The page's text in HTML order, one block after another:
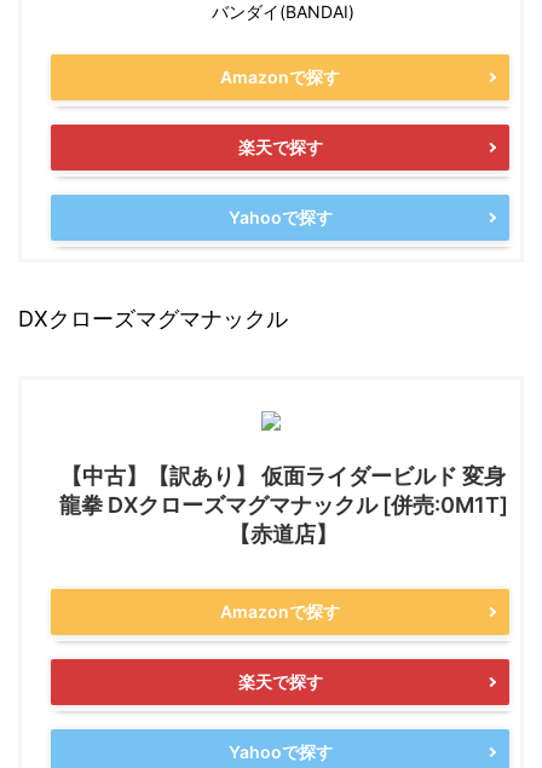
バンダイ(BANDAI)
Amazonで探す
楽天で探す
Yahooで探す
DXクローズマグマナックル
【中古】【訳あり】 仮面ライダービルド 変身
龍拳 DXクローズマグマナックル [併売:0M1T]
【赤道店】
Amazonで探す
楽天で探す
Yahooで探す